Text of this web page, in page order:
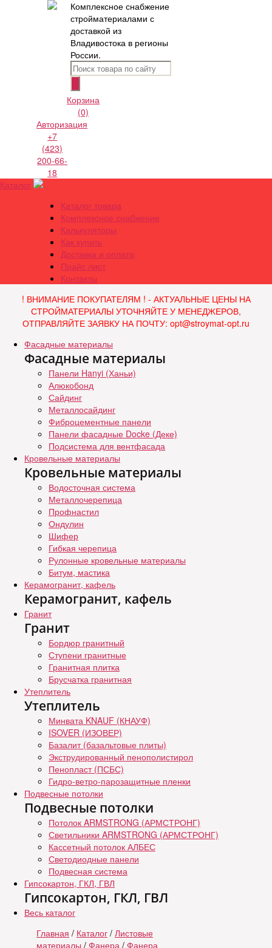
Комплексное снабжение
стройматериалами с
доставкой из
Владивостока в регионы
России.
Корзина
(0)
Авторизация
+7
(423)
200-66-
18
Каталог
Каталог товара
Комплексное снабжение
Калькуляторы
Как купить
Доставка и оплата
Прайс лист
Контакты
! ВНИМАНИЕ ПОКУПАТЕЛЯМ ! - АКТУАЛЬНЫЕ ЦЕНЫ НА
СТРОЙМАТЕРИАЛЫ УТОЧНЯЙТЕ У МЕНЕДЖЕРОВ,
ОТПРАВЛЯЙТЕ ЗАЯВКУ НА ПОЧТУ: opt@stroymat-opt.ru
Фасадные материалы
Фасадные материалы
Панели Hanyi (Ханьи)
Алюкобонд
Сайдинг
Металлосайдинг
Фиброцементные панели
Панели фасадные Docke (Деке)
Подсистема для вентфасада
Кровельные материалы
Кровельные материалы
Водосточная система
Металлочерепица
Профнастил
Ондулин
Шифер
Гибкая черепица
Рулонные кровельные материалы
Битум, мастика
Керамогранит, кафель
Керамогранит, кафель
Гранит
Гранит
Бордюр гранитный
Ступени гранитные
Гранитная плитка
Брусчатка гранитная
Утеплитель
Утеплитель
Минвата KNAUF (КНАУФ)
ISOVER (ИЗОВЕР)
Базалит (базальтовые плиты)
Экструдированный пенополистирол
Пенопласт (ПСБС)
Гидро-ветро-парозащитные пленки
Подвесные потолки
Подвесные потолки
Потолок ARMSTRONG (АРМСТРОНГ)
Светильники ARMSTRONG (АРМСТРОНГ)
Кассетный потолок АЛБЕС
Светодиодные панели
Подвесная система
Гипсокартон, ГКЛ, ГВЛ
Гипсокартон, ГКЛ, ГВЛ
Весь каталог
Главная / Каталог / Листовые
материалы / Фанера / Фанера